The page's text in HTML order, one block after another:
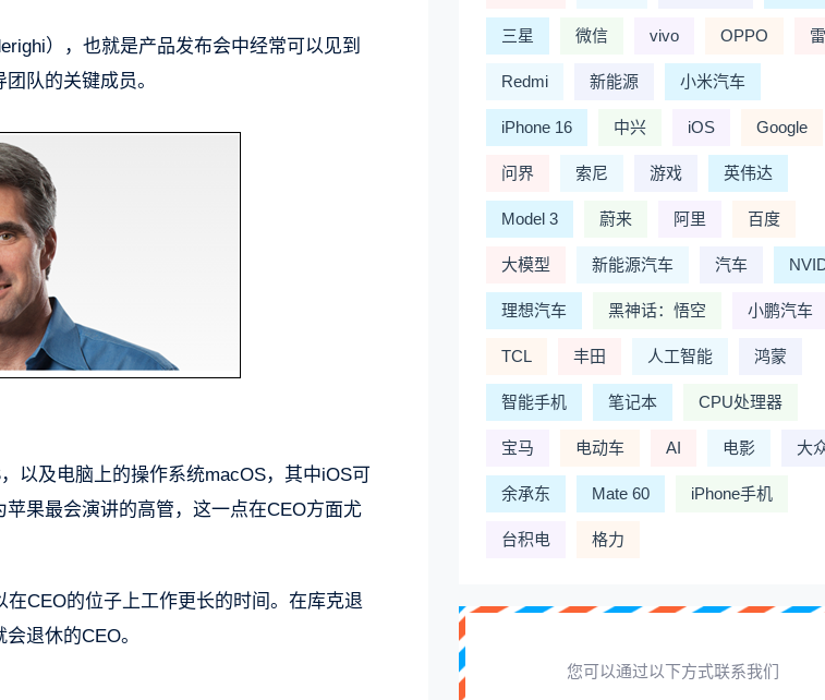
），也就是产品发布会中经常可以见到
队的关键成员。
以及电脑上的操作系统macOS，其中iOS可
果最会演讲的高管，这一点在CEO方面尤
CEO的位子上工作更长的时间。在库克退
退休的CEO。
三星 微信 vivo OPPO
Redmi 新能源 小米汽车
iPhone 16 中兴 iOS Google
问界 索尼 游戏 英伟达
Model 3 蔚来 阿里 百度
大模型 新能源汽车 汽车
理想汽车 黑神话：悟空 小鹏汽车
TCL 丰田 人工智能 鸿蒙
智能手机 笔记本 CPU处理器
宝马 电动车 AI 电影 大
余承东 Mate 60 iPhone手机
台积电 格力
您可以通过以下方式联系我们